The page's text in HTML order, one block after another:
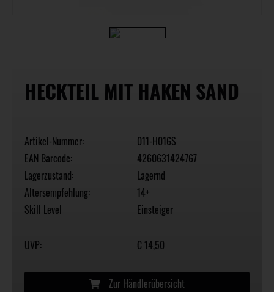
HECKTEIL MIT HAKEN SAND
Artikel-Nummer:
011-H016S
EAN Barcode:
4260631424767
Lagerzustand:
Lagernd
Altersempfehlung:
14+
Skill Level
Einsteiger
UVP: € 14,50
Zur Händlerübersicht